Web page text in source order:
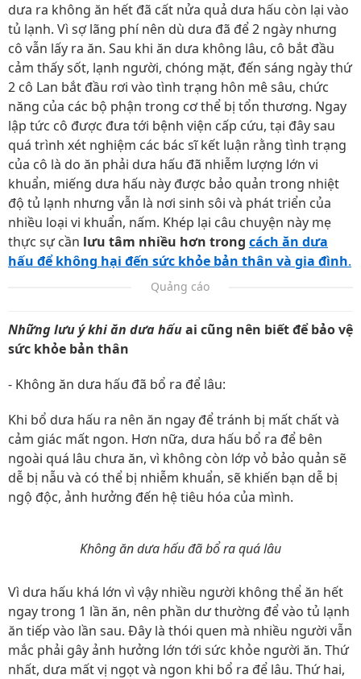
dưa ra không ăn hết đã cất nửa quả dưa hấu còn lại vào
tủ lạnh. Vì sợ lãng phí nên dù dưa đã để 2 ngày nhưng
cô vẫn lấy ra ăn. Sau khi ăn dưa không lâu, cô bắt đầu
cảm thấy sốt, lạnh người, chóng mặt, đến sáng ngày thứ
2 cô Lan bắt đầu rơi vào tình trạng hôn mê sâu, chức
năng của các bộ phận trong cơ thể bị tổn thương. Ngay
lập tức cô được đưa tới bệnh viện cấp cứu, tại đây sau
quá trình xét nghiệm các bác sĩ kết luận rằng tình trạng
của cô là do ăn phải dưa hấu đã nhiễm lượng lớn vi
khuẩn, miếng dưa hấu này được bảo quản trong nhiệt
độ tủ lạnh nhưng vẫn là nơi sinh sôi và phát triển của
nhiều loại vi khuẩn, nấm. Khép lại câu chuyện này mẹ
thực sự cần lưu tâm nhiều hơn trong cách ăn dưa
hấu để không hại đến sức khỏe bản thân và gia đình.
Quảng cáo
Những lưu ý khi ăn dưa hấuai cũng nên biết để bảo vệ
sức khỏe bản thân
- Không ăn dưa hấu đã bổ ra để lâu:
Khi bổ dưa hấu ra nên ăn ngay để tránh bị mất chất và
cảm giác mất ngon. Hơn nữa, dưa hấu bổ ra để bên
ngoài quá lâu chưa ăn, vì không còn lớp vỏ bảo quản sẽ
dễ bị nẫu và có thể bị nhiễm khuẩn, sẽ khiến bạn dễ bị
ngộ độc, ảnh hưởng đến hệ tiêu hóa của mình.
Không ăn dưa hấu đã bổ ra quá lâu
Vì dưa hấu khá lớn vì vậy nhiều người không thể ăn hết
ngay trong 1 lần ăn, nên phần dư thường để vào tủ lạnh
ăn tiếp vào lần sau. Đây là thói quen mà nhiều người vẫn
mắc phải gây ảnh hưởng lớn tới sức khỏe người ăn. Thứ
nhất, dưa mất vị ngọt và ngon khi bổ ra để lâu. Thứ hai,